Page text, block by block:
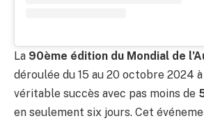
La 90ème édition du Mondial de
déroulée du 15 au 20 octobre 2024
véritable succès avec pas moins de
en seulement six jours. Cet